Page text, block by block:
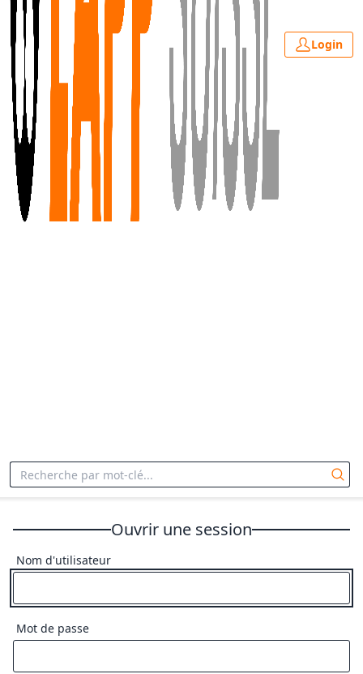
Login
Ouvrir une session
Nom d'utilisateur
Mot de passe